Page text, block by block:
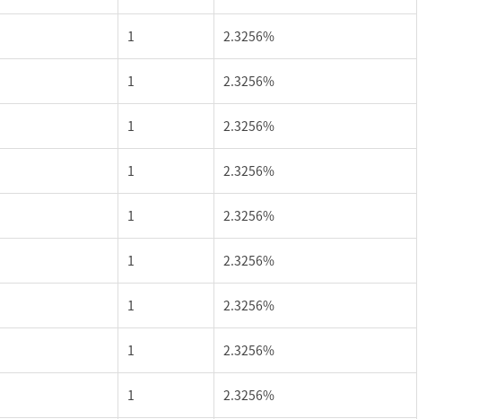
1 2.3256%
1 2.3256%
1 2.3256%
1 2.3256%
1 2.3256%
1 2.3256%
1 2.3256%
1 2.3256%
1 2.3256%